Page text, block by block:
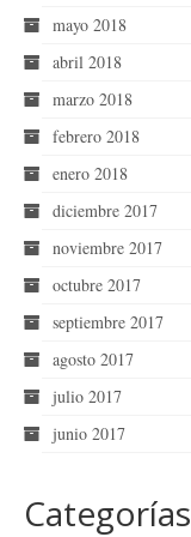
mayo 2018
abril 2018
marzo 2018
febrero 2018
enero 2018
diciembre 2017
noviembre 2017
octubre 2017
septiembre 2017
agosto 2017
julio 2017
junio 2017
Categorías